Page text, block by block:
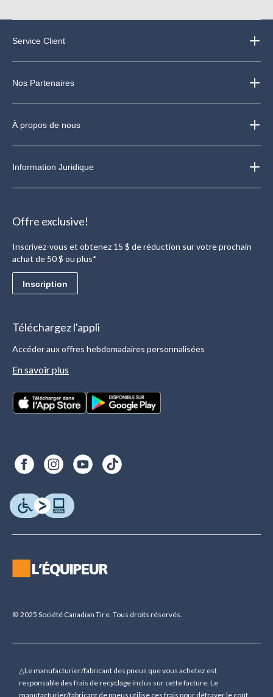
Service Client
Nos Partenaires
À propos de nous
Information Juridique
Offre exclusive!
Inscrivez-vous et obtenez 15 $ de réduction sur votre prochain
achat de 50 $ ou plus*
Inscription
Téléchargez l'appli
Accéder aux offres hebdomadaires personnalisées
En savoir plus
© 2025 Société Canadian Tire. Tous droits réservés.
△Le manufacturier/fabricant des pneus que vous achetez est
responsable des frais de recyclage inclus sur cette facture. Le
manufacturier/fabricant de pneus utilise ces frais pour défrayer le coût